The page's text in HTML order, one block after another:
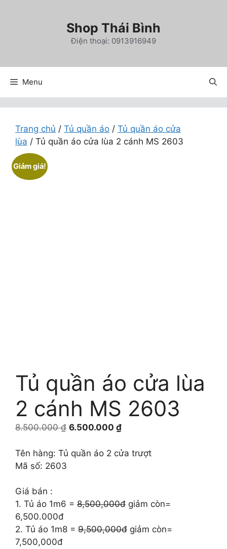
Shop Thái Bình
Điện thoại: 0913916949
Menu
Trang chủ / Tủ quần áo / Tủ quần áo cửa
lùa / Tủ quần áo cửa lùa 2 cánh MS 2603
Giảm giá!
Tủ quần áo cửa lùa
2 cánh MS 2603
8.500.000₫ Giá
là:
6.500.000 ₫Giá
tại
Tên hàng: Tủ quần áo 2 cửa trượt
Mã số: 2603
Giá bán :
1. Tủ áo 1m6 = 8,500,000đ giảm còn=
6,500.000đ
2. Tủ áo 1m8 = 9,500,000đ giảm còn=
7,500,000đ